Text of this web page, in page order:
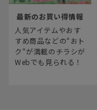
最新のお買い得情報
人気アイテムやおす
すめ商品などの“おト
ク“が満載のチラシが
Webでも見られる！